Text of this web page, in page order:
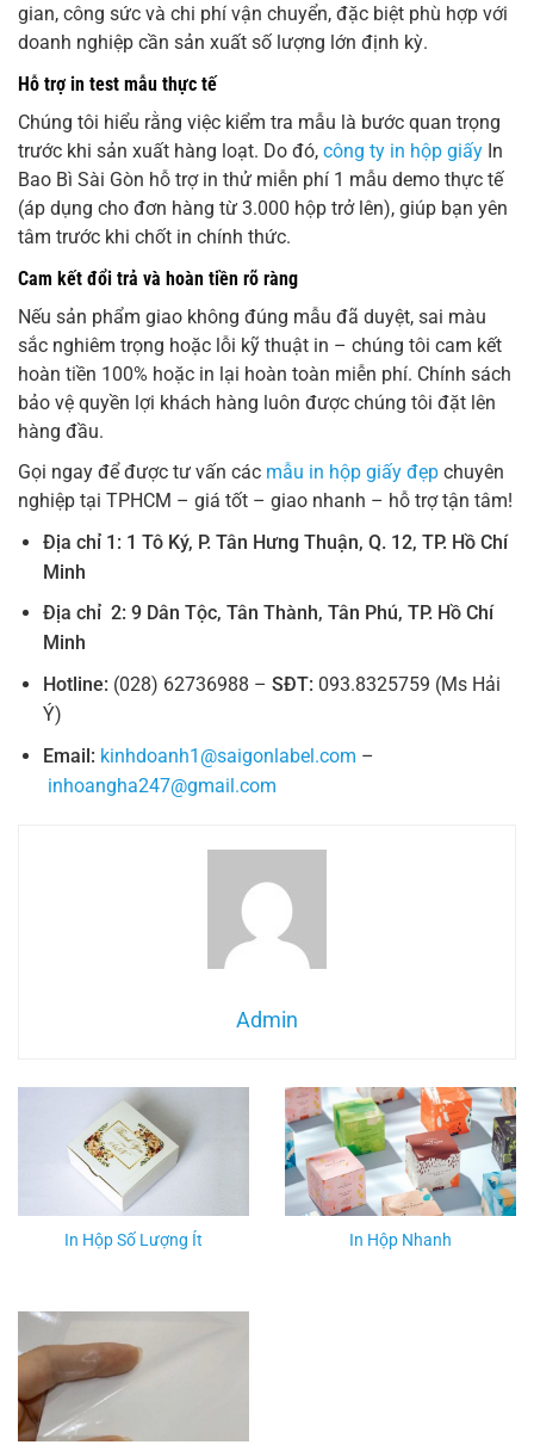
gian, công sức và chi phí vận chuyển, đặc biệt phù hợp với
doanh nghiệp cần sản xuất số lượng lớn định kỳ.
Hỗ trợ in test mẫu thực tế
Chúng tôi hiểu rằng việc kiểm tra mẫu là bước quan trọng
trước khi sản xuất hàng loạt. Do đó, công ty in hộp giấy In
Bao Bì Sài Gòn hỗ trợ in thử miễn phí 1 mẫu demo thực tế
(áp dụng cho đơn hàng từ 3.000 hộp trở lên), giúp bạn yên
tâm trước khi chốt in chính thức.
Cam kết đổi trả và hoàn tiền rõ ràng
Nếu sản phẩm giao không đúng mẫu đã duyệt, sai màu
sắc nghiêm trọng hoặc lỗi kỹ thuật in – chúng tôi cam kết
hoàn tiền 100% hoặc in lại hoàn toàn miễn phí. Chính sách
bảo vệ quyền lợi khách hàng luôn được chúng tôi đặt lên
hàng đầu.
Gọi ngay để được tư vấn các mẫu in hộp giấy đẹp chuyên
nghiệp tại TPHCM – giá tốt – giao nhanh – hỗ trợ tận tâm!
Địa chỉ 1: 1 Tô Ký, P. Tân Hưng Thuận, Q. 12, TP. Hồ Chí
Minh
Địa chỉ 2: 9 Dân Tộc, Tân Thành, Tân Phú, TP. Hồ Chí
Minh
Hotline: (028) 62736988 – SĐT: 093.8325759 (Ms Hải
Ý)
Email: kinhdoanh1@saigonlabel.com –
inhoangha247@gmail.com
Admin
In Hộp Số Lượng Ít In Hộp Nhanh